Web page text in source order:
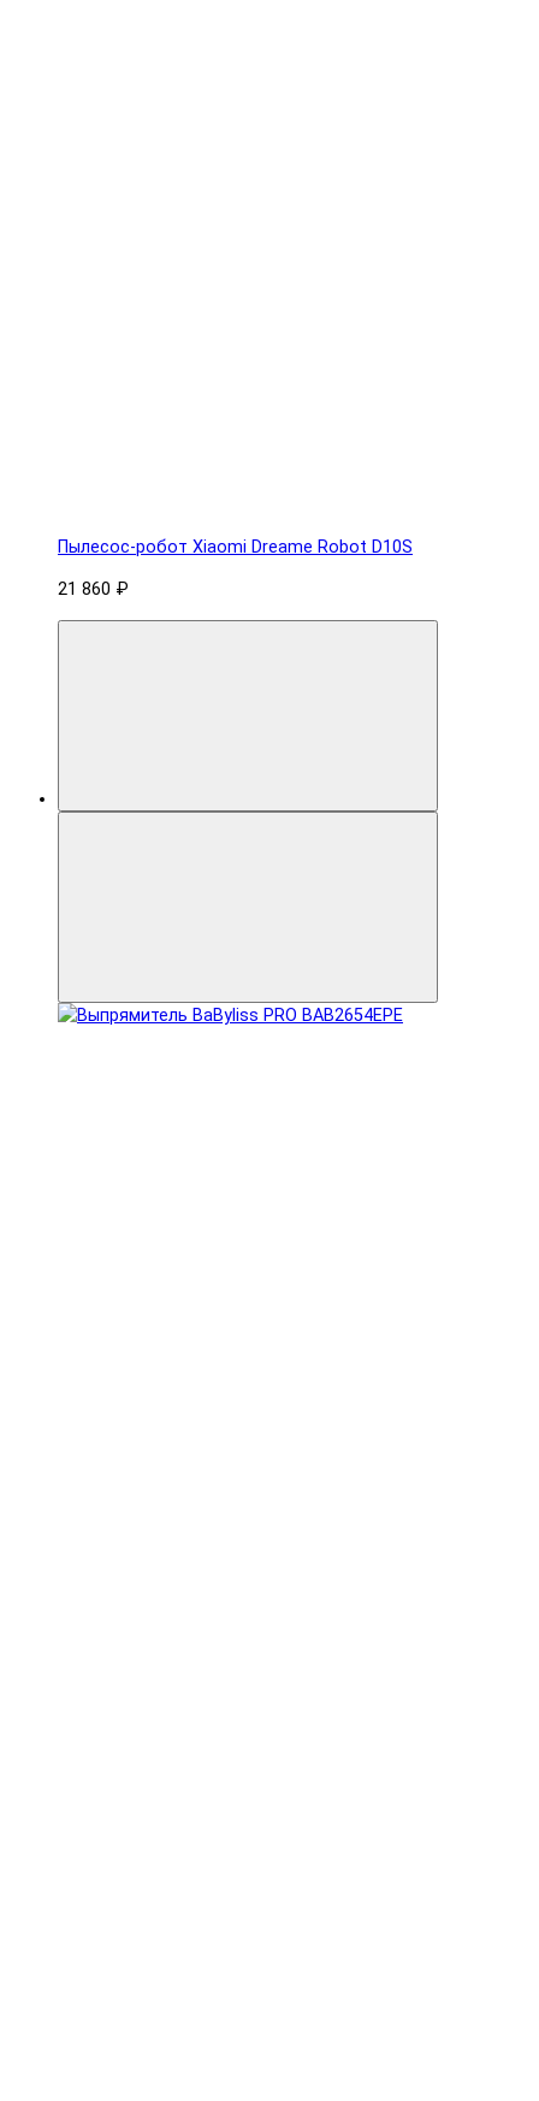
Пылесос-робот Xiaomi Dreame Robot D10S
21 860 ₽